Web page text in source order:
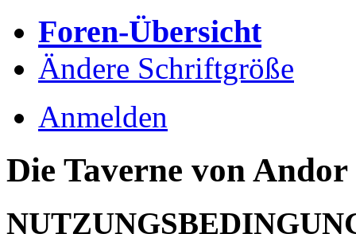
Foren-Übersicht
Ändere Schriftgröße
Anmelden
Die Taverne von